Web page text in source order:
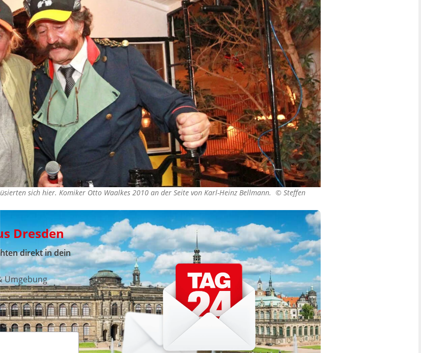
sich hier. Komiker Otto Waalkes 2010 an der Seite von Karl-Heinz Bellmann. © Steffen
Dresden
direkt in dein
Umgebung